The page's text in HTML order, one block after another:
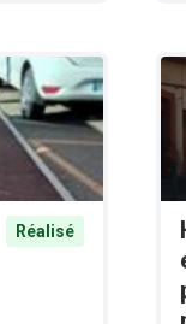
Réalisé